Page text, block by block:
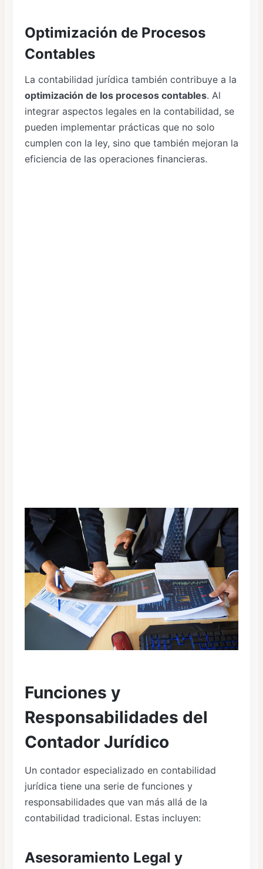
Optimización de Procesos
Contables
La contabilidad jurídica también contribuye a la
optimización de los procesos contables. Al
integrar aspectos legales en la contabilidad, se
pueden implementar prácticas que no solo
cumplen con la ley, sino que también mejoran la
eficiencia de las operaciones financieras.
Funciones y
Responsabilidades del
Contador Jurídico
Un contador especializado en contabilidad
jurídica tiene una serie de funciones y
responsabilidades que van más allá de la
contabilidad tradicional. Estas incluyen:
Asesoramiento Legal y